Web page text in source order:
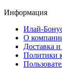
Информация
Илай-
О
Доставка и
Политики